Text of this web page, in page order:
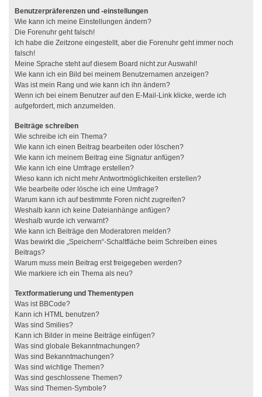
Benutzerpräferenzen und -einstellungen
Wie kann ich meine Einstellungen ändern?
Die Forenuhr geht falsch!
Ich habe die Zeitzone eingestellt, aber die Forenuhr geht immer noch
falsch!
Meine Sprache steht auf diesem Board nicht zur Auswahl!
Wie kann ich ein Bild bei meinem Benutzernamen anzeigen?
Was ist mein Rang und wie kann ich ihn ändern?
Wenn ich bei einem Benutzer auf den E-Mail-Link klicke, werde ich
aufgefordert, mich anzumelden.
Beiträge schreiben
Wie schreibe ich ein Thema?
Wie kann ich einen Beitrag bearbeiten oder löschen?
Wie kann ich meinem Beitrag eine Signatur anfügen?
Wie kann ich eine Umfrage erstellen?
Wieso kann ich nicht mehr Antwortmöglichkeiten erstellen?
Wie bearbeite oder lösche ich eine Umfrage?
Warum kann ich auf bestimmte Foren nicht zugreifen?
Weshalb kann ich keine Dateianhänge anfügen?
Weshalb wurde ich verwarnt?
Wie kann ich Beiträge den Moderatoren melden?
Was bewirkt die „Speichern“-Schaltfläche beim Schreiben eines
Beitrags?
Warum muss mein Beitrag erst freigegeben werden?
Wie markiere ich ein Thema als neu?
Textformatierung und Thementypen
Was ist BBCode?
Kann ich HTML benutzen?
Was sind Smilies?
Kann ich Bilder in meine Beiträge einfügen?
Was sind globale Bekanntmachungen?
Was sind Bekanntmachungen?
Was sind wichtige Themen?
Was sind geschlossene Themen?
Was sind Themen-Symbole?